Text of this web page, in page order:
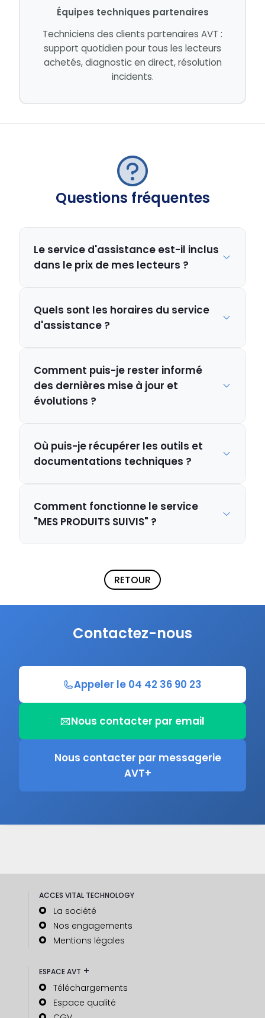
Équipes techniques partenaires
Techniciens des clients partenaires AVT :
support quotidien pour tous les lecteurs
achetés, diagnostic en direct, résolution
incidents.
Questions fréquentes
Le service d'assistance est-il inclus
dans le prix de mes lecteurs ?
Quels sont les horaires du service
d'assistance ?
Comment puis-je rester informé
des dernières mise à jour et
évolutions ?
Où puis-je récupérer les outils et
documentations techniques ?
Comment fonctionne le service
"MES PRODUITS SUIVIS" ?
RETOUR
Contactez-nous
Appeler le 04 42 36 90 23
Nous contacter par email
Nous contacter par messagerie
AVT+
ACCES VITAL TECHNOLOGY
La société
Nos engagements
Mentions légales
ESPACE AVT +
Téléchargements
Espace qualité